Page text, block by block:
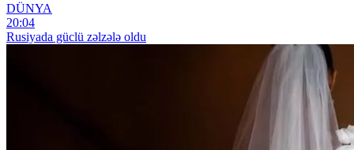
DÜNYA
20:04
Rusiyada güclü zəlzələ oldu